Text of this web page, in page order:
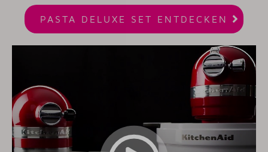

PASTA DELUXE SET ENTDECKEN